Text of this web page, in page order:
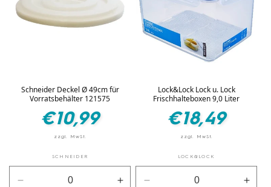
Schneider Deckel Ø 49cm für
Vorratsbehälter 121575
Normaler
Preis
€10,99
SCHNEIDER
Lock&Lock Lock u. Lock
Frischhalteboxen 9,0 Liter
Normaler
Preis
€18,49
LOCK&LOCK